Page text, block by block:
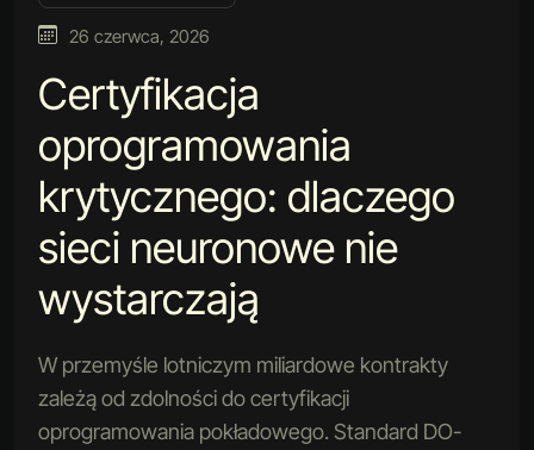
26 czerwca, 2026
Certyfikacja
oprogramowania
krytycznego: dlaczego
sieci neuronowe nie
wystarczają
W przemyśle lotniczym miliardowe kontrakty
zależą od zdolności do certyfikacji
oprogramowania pokładowego. Standard DO-